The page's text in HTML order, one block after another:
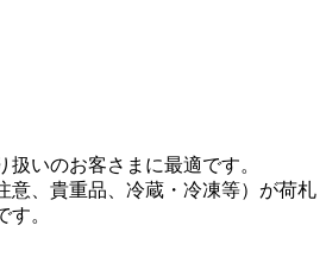
いのお客さまに最適です。
意、貴重品、冷蔵・冷凍等）が荷札
。